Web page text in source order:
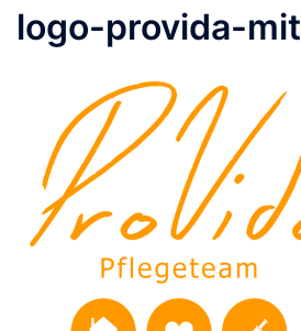
logo-provida-mit